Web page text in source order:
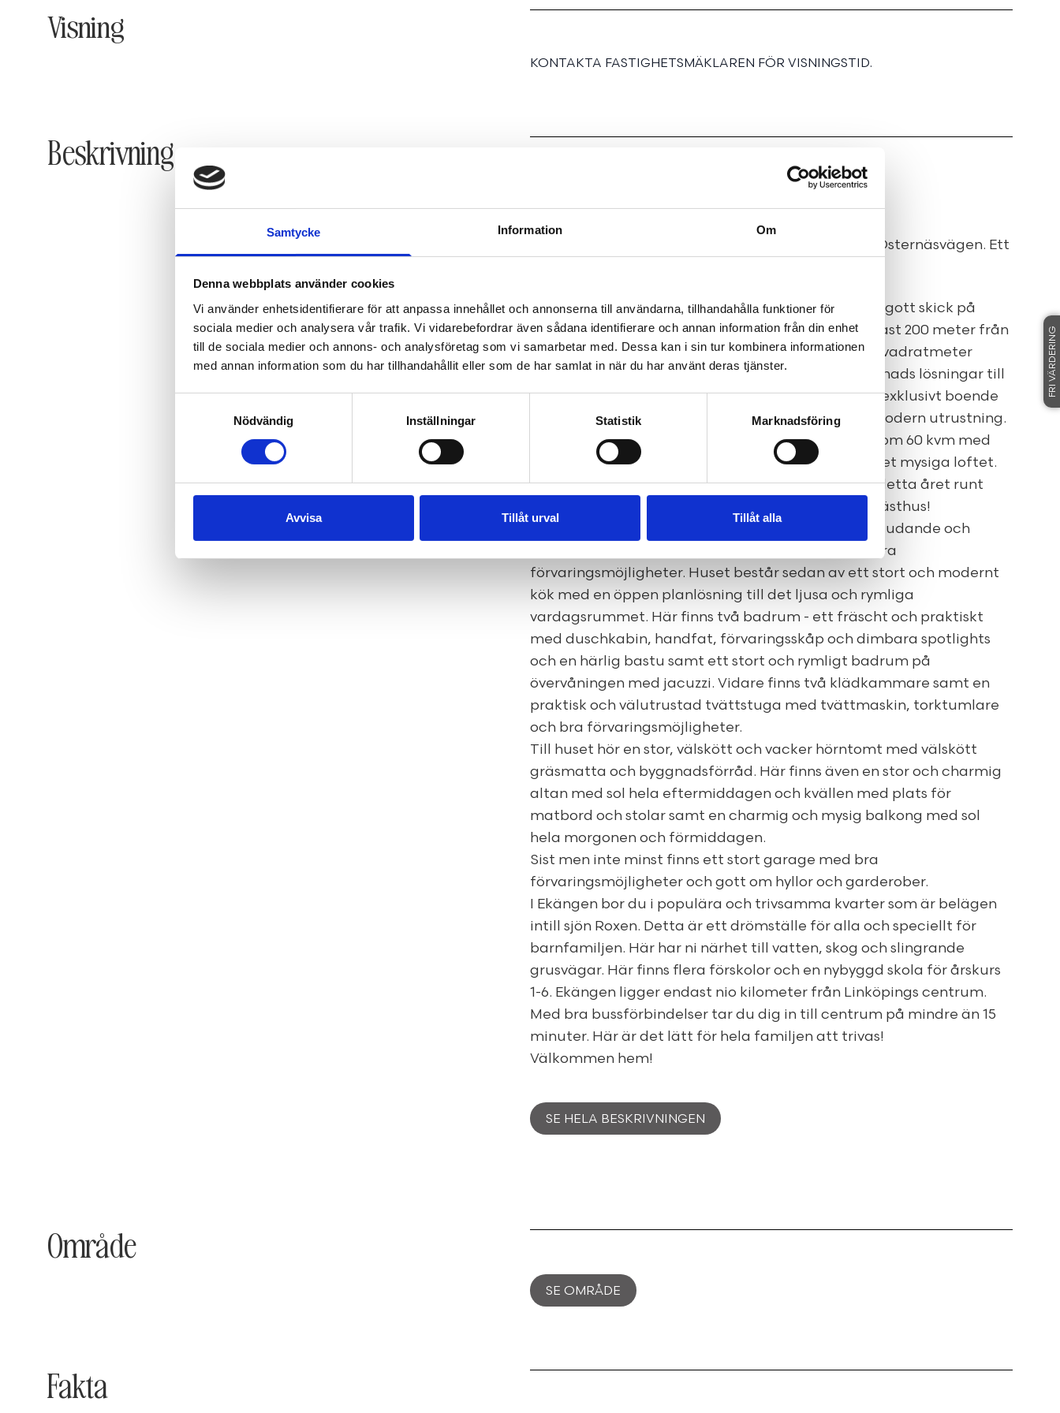
Samtycke Information Om
Denna webbplats använder cookies
Vi använder enhetsidentifierare för att anpassa innehållet och annonserna till användarna, tillhandahålla funktioner för
sociala medier och analysera vår trafik. Vi vidarebefordrar även sådana identifierare och annan information från din enhet
till de sociala medier och annons- och analysföretag som vi samarbetar med. Dessa kan i sin tur kombinera informationen
med annan information som du har tillhandahållit eller som de har samlat in när du har använt deras tjänster.
Nödvändig
Inställningar Statistik Marknadsföring
Avvisa Tillåt urval Tillåt alla
Visning
KONTAKTA FASTIGHETSMÄKLAREN FÖR VISNINGSTID.
Beskrivning
Vackert tvåplanshus på populära och trivsamma Östernäsvägen. Ett
Nu har du chansen att köpa ett stort tvåplanshus i gott skick på
populära och trivsamma Östernäsvägen med endast 200 meter från
sjön Roxen. Villan uppfördes 2001 och rymmer 210 kvadratmeter
fördelade på tre rum och kök med smarta tillbyggnads lösningar till
att skapa fler sovrum. Här erbjuds ett vackert och exklusivt boende
med stora fönster, fint ljusinsläpp, högt i tak och modern utrustning.
Till tomten hör en härlig stuga med 2 rum och kök om 60 kvm med
goda sociala ytor i både nedre plan och uppe på det mysiga loftet.
Bra ljusinsläpp med slående utsikt karaktäriserar detta året runt
beboeliga hus som i dagsläget framstår som ett gästhus!
Det första som möter en i detta stora hus är en inbjudande och
yteffektiv hall med platsbyggda garderober och bra
förvaringsmöjligheter. Huset består sedan av ett stort och modernt
kök med en öppen planlösning till det ljusa och rymliga
vardagsrummet. Här finns två badrum - ett fräscht och praktiskt
med duschkabin, handfat, förvaringsskåp och dimbara spotlights
och en härlig bastu samt ett stort och rymligt badrum på
övervåningen med jacuzzi. Vidare finns två klädkammare samt en
praktisk och välutrustad tvättstuga med tvättmaskin, torktumlare
och bra förvaringsmöjligheter.
Till huset hör en stor, välskött och vacker hörntomt med välskött
gräsmatta och byggnadsförråd. Här finns även en stor och charmig
altan med sol hela eftermiddagen och kvällen med plats för
matbord och stolar samt en charmig och mysig balkong med sol
hela morgonen och förmiddagen.
Sist men inte minst finns ett stort garage med bra
förvaringsmöjligheter och gott om hyllor och garderober.
I Ekängen bor du i populära och trivsamma kvarter som är belägen
intill sjön Roxen. Detta är ett drömställe för alla och speciellt för
barnfamiljen. Här har ni närhet till vatten, skog och slingrande
grusvägar. Här finns flera förskolor och en nybyggd skola för årskurs
1-6. Ekängen ligger endast nio kilometer från Linköpings centrum.
Med bra bussförbindelser tar du dig in till centrum på mindre än 15
minuter. Här är det lätt för hela familjen att trivas!
Välkommen hem!
SE HELA BESKRIVNINGEN
Område
SE OMRÅDE
Fakta
FRI VÄRDERING